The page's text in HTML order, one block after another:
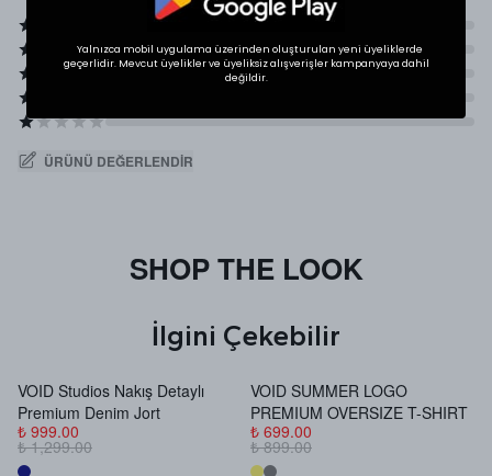
ÜRÜNÜ DEĞERLENDIR
SHOP THE LOOK
İlgini Çekebilir
VOID Studios Nakış Detaylı
Premium Denim Jort
₺ 999.00
₺ 1,299.00
VOID SUMMER LOGO
PREMIUM OVERSIZE T-SHIRT
₺ 699.00
₺ 899.00
Yalnızca mobil uygulama üzerinden oluşturulan yeni üyeliklerde
geçerlidir. Mevcut üyelikler ve üyeliksiz alışverişler kampanyaya dahil
değildir.